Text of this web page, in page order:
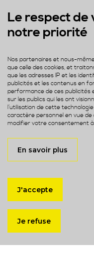
Le respect
notre priorité
Nos partenaires et nous-
que celle des cookies, et
que les adresses IP et les
publicités et les contenus en
performance de ces publicités
sur les publics qui les ont
l’utilisation de cette
caractère personnel en vue de
modifier votre consentement
En savoir plus
J'accepte
Je refuse